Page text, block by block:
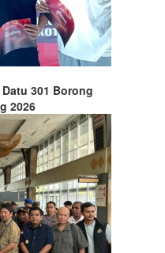
301 Borong
2026